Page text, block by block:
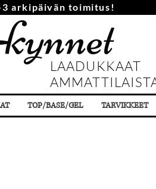
3 arkipäivän toimitus!
kynnet
LAADUKKAAT
TOP/BASE/GEL TARVIKKEET